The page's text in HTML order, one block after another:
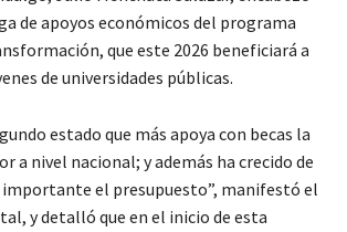
de apoyos económicos del programa
que este 2026 beneficiará a
de universidades públicas.
estado que más apoya con becas la
a nivel nacional; y además ha crecido de
importante el presupuesto”, manifestó el
y detalló que en el inicio de esta